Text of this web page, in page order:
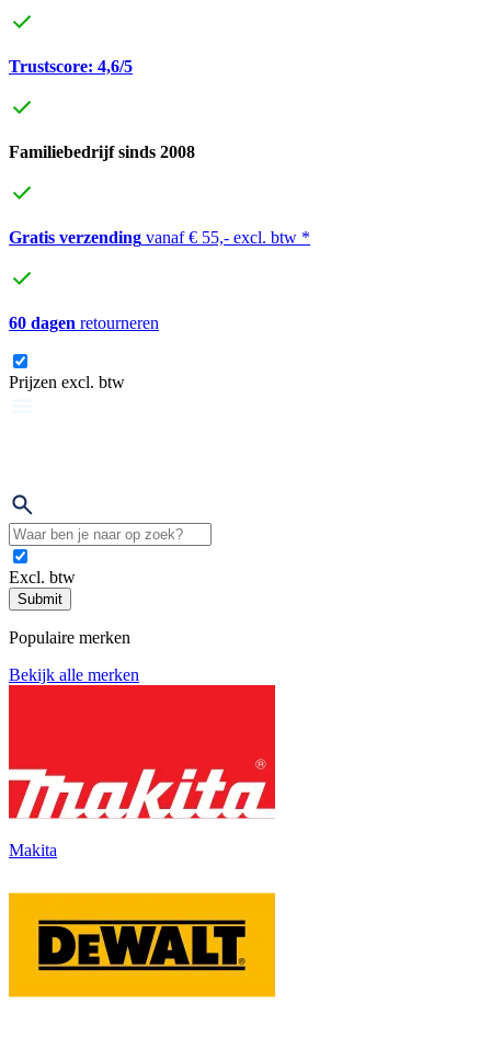
Trustscore: 4,6/5
Familiebedrijf sinds 2008
Gratis verzending vanaf € 55,- excl. btw *
60 dagen retourneren
Prijzen excl. btw
Excl. btw
Submit
Populaire merken
Bekijk alle merken
Makita